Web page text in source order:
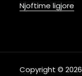
Njoftime ligjore
Copyright © 2026